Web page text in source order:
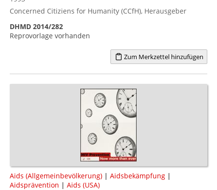
Concerned Citiziens for Humanity (CCfH), Herausgeber
DHMD 2014/282
Reprovorlage vorhanden
Zum Merkzettel hinzufügen
Aids (Allgemeinbevölkerung) | Aidsbekämpfung |
Aidsprävention | Aids (USA)